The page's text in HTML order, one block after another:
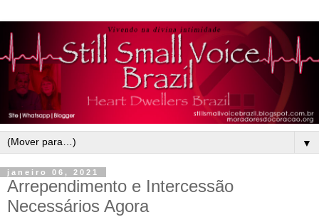
▼
janeiro 06, 2021
Arrependimento e Intercessão
Necessários Agora